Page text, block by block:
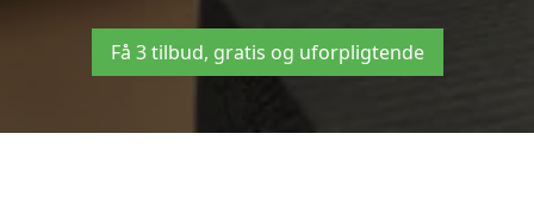
Få 3 tilbud, gratis og uforpligtende